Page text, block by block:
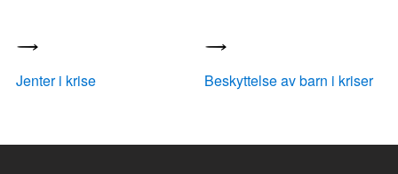
Jenter i krise Beskyttelse av barn i kriser